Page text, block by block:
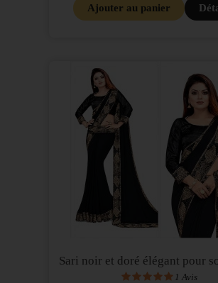
Ajouter au panier
Sari noir et doré élégant pour
1 Avis